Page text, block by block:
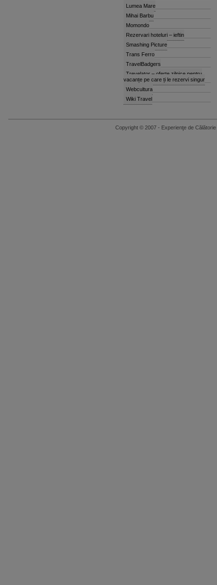
Lumea Mare
Mihai Barbu
Momondo
Rezervari hoteluri – ieftin
Smashing Picture
Trans Ferro
TravelBadgers
Trevelator – oferte zilnice pentru
vacanțe pe care ți le rezervi singur
Webcultura
Wiki Travel
Copyright © 2007 - Experienţe de